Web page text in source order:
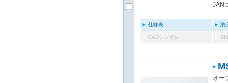
JAN
仕様表 納
CADシンボル
オー